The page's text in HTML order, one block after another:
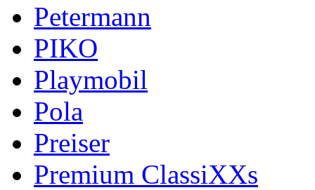
Petermann
PIKO
Playmobil
Pola
Preiser
Premium ClassiXXs